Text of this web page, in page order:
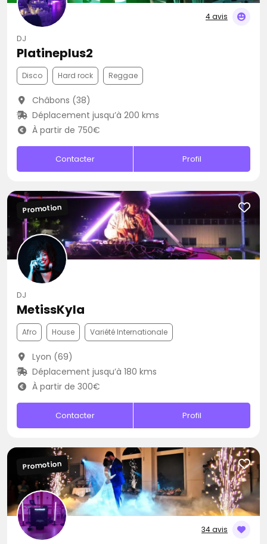
4 avis
DJ
Platineplus2
Disco Hard rock Reggae
Châbons (38)
Déplacement jusqu’à 200 kms
À partir de 750€
Contacter Profil
Promotion
DJ
MetissKyla
Afro House Variété Internationale
Lyon (69)
Déplacement jusqu’à 180 kms
À partir de 300€
Contacter Profil
34 avis
Promotion